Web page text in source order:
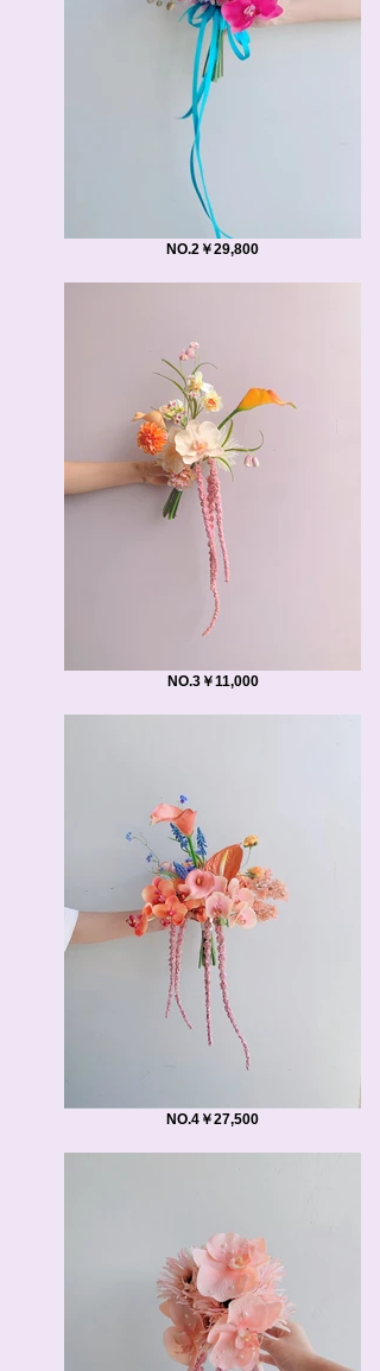
NO.2￥29,800
NO.3￥11,000
NO.4￥27,500